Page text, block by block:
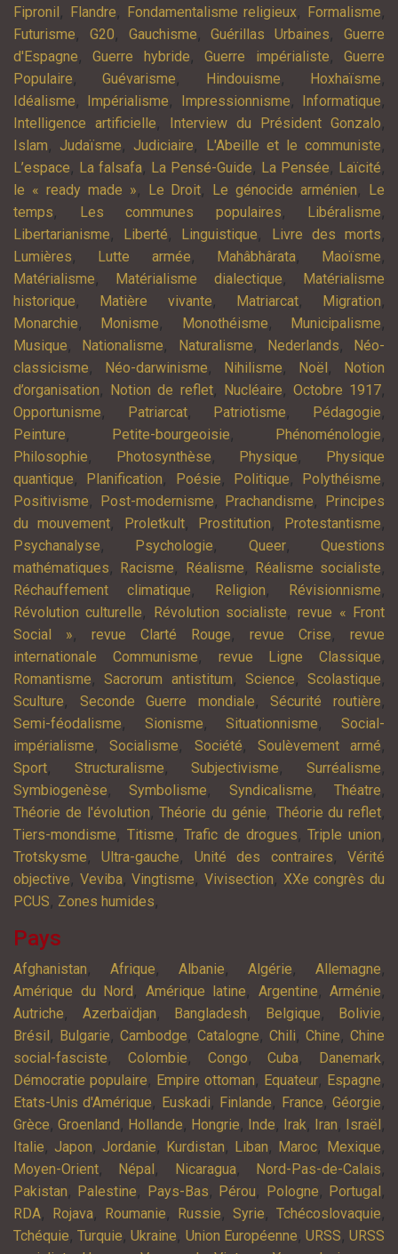
Fipronil , Flandre, Fondamentalisme religieux, Formalisme,
Futurisme, G20, Gauchisme,Guérillas Urbaines,Guerre
d'Espagne,Guerre hybride,Guerre impérialiste,Guerre
Populaire,Guévarisme, Hindouisme, Hoxhaïsme,
Idéalisme, Impérialisme, Impressionnisme, Informatique,
Intelligence artificielle, Interview du Président Gonzalo,
Islam, Judaïsme, Judiciaire, L'Abeille et le communiste,
L’espace, La falsafa, La Pensé-Guide, La Pensée, Laïcité,
le « ready made », Le Droit, Le génocide arménien,
Le
temps, Les communes populaires, Libéralisme,
Libertarianisme, Liberté, Linguistique, Livre des morts,
Lumières, Lutte armée, Mahâbhârata, Maoïsme,
Matérialisme, Matérialisme dialectique,
Matérialisme
historique, Matière vivante, Matriarcat, Migration,
Monarchie, Monisme, Monothéisme, Municipalisme,
Musique, Nationalisme, Naturalisme, Nederlands,
Néo-
classicisme, Néo-darwinisme, Nihilisme, Noël ,
Notion
d’organisation, Notion de reflet, Nucléaire, Octobre 1917,
Opportunisme, Patriarcat, Patriotisme, Pédagogie,
Peinture, Petite-bourgeoisie, Phénoménologie,
Philosophie, Photosynthèse, Physique,
Physique
quantique, Planification, Poésie, Politique, Polythéisme,
Positivisme, Post-modernisme, Prachandisme,
Principes
du mouvement, Proletkult, Prostitution, Protestantisme,
Psychanalyse, Psychologie, Queer,Questions
mathématiques, Racisme, Réalisme, Réalisme socialiste,
Réchauffement climatique, Religion, Révisionnisme,
Révolution culturelle, Révolution socialiste,revue « Front
Social », revue Clarté Rouge, revue Crise, revue
internationale Communisme, revue Ligne Classique,
Romantisme,Sacrorum antistitum, Science, Scolastique,
Sculture, Seconde Guerre mondiale,Sécurité routière,
Semi-féodalisme, Sionisme,Situationnisme,Social-
impérialisme,Socialisme, Société, Soulèvement armé,
Sport, Structuralisme,Subjectivisme,Surréalisme,
Symbiogenèse,Symbolisme, Syndicalisme,Théatre,
Théorie de l'évolution,Théorie du génie, Théorie du reflet,
Tiers-mondisme, Titisme,Trafic de drogues,Triple union,
Trotskysme,Ultra-gauche, Unité des contraires,Vérité
objective, Veviba,Vingtisme,Vivisection, XXe congrès du
PCUS, Zones humides,
Pays
Afghanistan, Afrique, Albanie, Algérie, Allemagne,
Amérique du Nord , Amérique latine, Argentine, Arménie,
Autriche, Azerbaïdjan, Bangladesh, Belgique, Bolivie,
Brésil , Bulgarie, Cambodge, Catalogne, Chili, Chine, Chine
social-fasciste, Colombie, Congo,Cuba, Danemark,
Démocratie populaire, Empire ottoman, Equateur, Espagne,
Etats-Unis d'Amérique, Euskadi, Finlande, France,Géorgie,
Grèce, Groenland , Hollande, Hongrie, Inde, Irak, Iran, Israël ,
Italie, Japon, Jordanie, Kurdistan, Liban, Maroc, Mexique,
Moyen-Orient, Népal , Nicaragua, Nord-Pas-de-Calais,
Pakistan, Palestine, Pays-Bas, Pérou, Pologne, Portugal ,
RDA, Rojava, Roumanie, Russie, Syrie, Tchécoslovaquie,
Tchéquie,Turquie,Ukraine, Union Européenne, URSS,URSS